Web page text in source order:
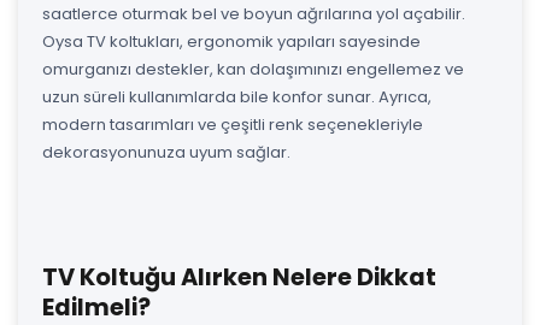
saatlerce oturmak bel ve boyun ağrılarına yol açabilir.
Oysa TV koltukları, ergonomik yapıları sayesinde
omurganızı destekler, kan dolaşımınızı engellemez ve
uzun süreli kullanımlarda bile konfor sunar. Ayrıca,
modern tasarımları ve çeşitli renk seçenekleriyle
dekorasyonunuza uyum sağlar.
TV Koltuğu Alırken Nelere Dikkat
Edilmeli?